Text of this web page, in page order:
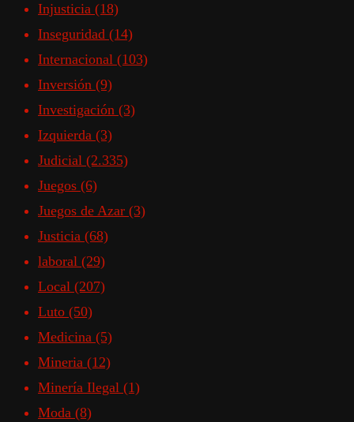
Injusticia (18)
Inseguridad (14)
Internacional (103)
Inversión (9)
Investigación (3)
Izquierda (3)
Judicial (2.335)
Juegos (6)
Juegos de Azar (3)
Justicia (68)
laboral (29)
Local (207)
Luto (50)
Medicina (5)
Mineria (12)
Minería Ilegal (1)
Moda (8)